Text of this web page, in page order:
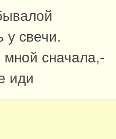
у свечи.
сначала,-
иди